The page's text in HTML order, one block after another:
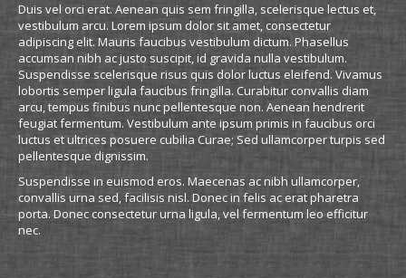
Duis vel orci erat. Aenean quis sem fringilla, scelerisque lectus et,
vestibulum arcu. Lorem ipsum dolor sit amet, consectetur
adipiscing elit. Mauris faucibus vestibulum dictum. Phasellus
accumsan nibh ac justo suscipit, id gravida nulla vestibulum.
Suspendisse scelerisque risus quis dolor luctus eleifend. Vivamus
lobortis semper ligula faucibus fringilla. Curabitur convallis diam
arcu, tempus finibus nunc pellentesque non. Aenean hendrerit
feugiat fermentum. Vestibulum ante ipsum primis in faucibus orci
luctus et ultrices posuere cubilia Curae; Sed ullamcorper turpis sed
pellentesque dignissim.
Suspendisse in euismod eros. Maecenas ac nibh ullamcorper,
convallis urna sed, facilisis nisl. Donec in felis ac erat pharetra
porta. Donec consectetur urna ligula, vel fermentum leo efficitur
nec.